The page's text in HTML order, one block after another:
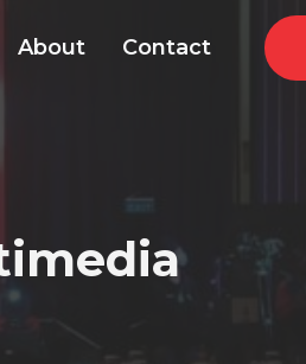
About Contact